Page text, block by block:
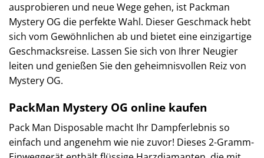
ausprobieren und neue Wege gehen, ist Packman
Mystery OG die perfekte Wahl. Dieser Geschmack hebt
sich vom Gewöhnlichen ab und bietet eine einzigartige
Geschmacksreise. Lassen Sie sich von Ihrer Neugier
leiten und genießen Sie den geheimnisvollen Reiz von
Mystery OG.
PackMan Mystery OG online kaufen
Pack Man Disposable macht Ihr Dampferlebnis so
einfach und angenehm wie nie zuvor! Dieses 2-Gramm-